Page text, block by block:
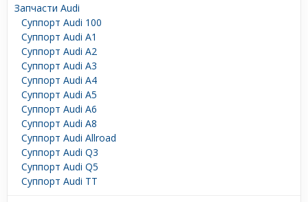
Запчасти Audi
Суппорт Audi 100
Суппорт Audi A1
Суппорт Audi A2
Суппорт Audi A3
Суппорт Audi A4
Суппорт Audi A5
Суппорт Audi A6
Суппорт Audi A8
Суппорт Audi Allroad
Суппорт Audi Q3
Суппорт Audi Q5
Суппорт Audi TT